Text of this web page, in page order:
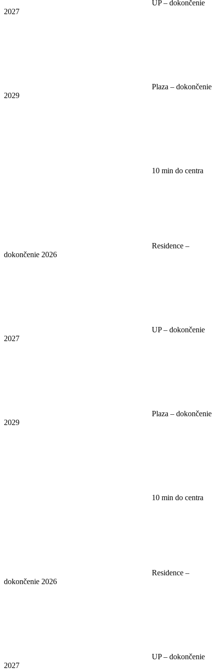
UP – dokončenie
2027
Plaza – dokončenie
2029
10 min do centra
Residence –
dokončenie 2026
UP – dokončenie
2027
Plaza – dokončenie
2029
10 min do centra
Residence –
dokončenie 2026
UP – dokončenie
2027